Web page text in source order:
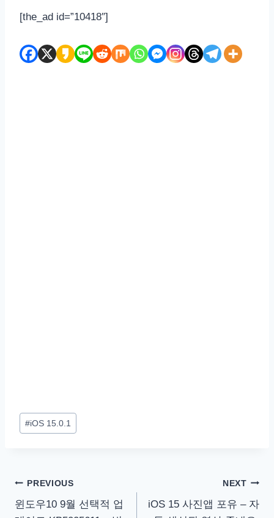
[the_ad id=”10418″]
Post
Tags:
#iOS 15.0.1
글
탐
PREVIOUS
윈도우10 9월 선택적 업
NEXT
iOS 15 사진앱 포유 – 자